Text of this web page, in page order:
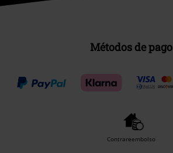
Métodos de pago
Contrareembolso